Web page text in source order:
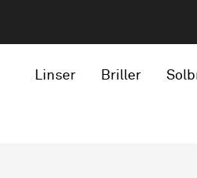
Linser Briller